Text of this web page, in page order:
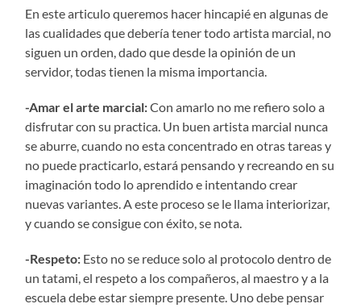
En este articulo queremos hacer hincapié en algunas de
las cualidades que debería tener todo artista marcial, no
siguen un orden, dado que desde la opinión de un
servidor, todas tienen la misma importancia.
-Amar el arte marcial:Con amarlo no me refiero solo a
disfrutar con su practica. Un buen artista marcial nunca
se aburre, cuando no esta concentrado en otras tareas y
no puede practicarlo, estará pensando y recreando en su
imaginación todo lo aprendido e intentando crear
nuevas variantes. A este proceso se le llama interiorizar,
y cuando se consigue con éxito, se nota.
-Respeto: Esto no se reduce solo al protocolo dentro de
un tatami, el respeto a los compañeros, al maestro y a la
escuela debe estar siempre presente. Uno debe pensar